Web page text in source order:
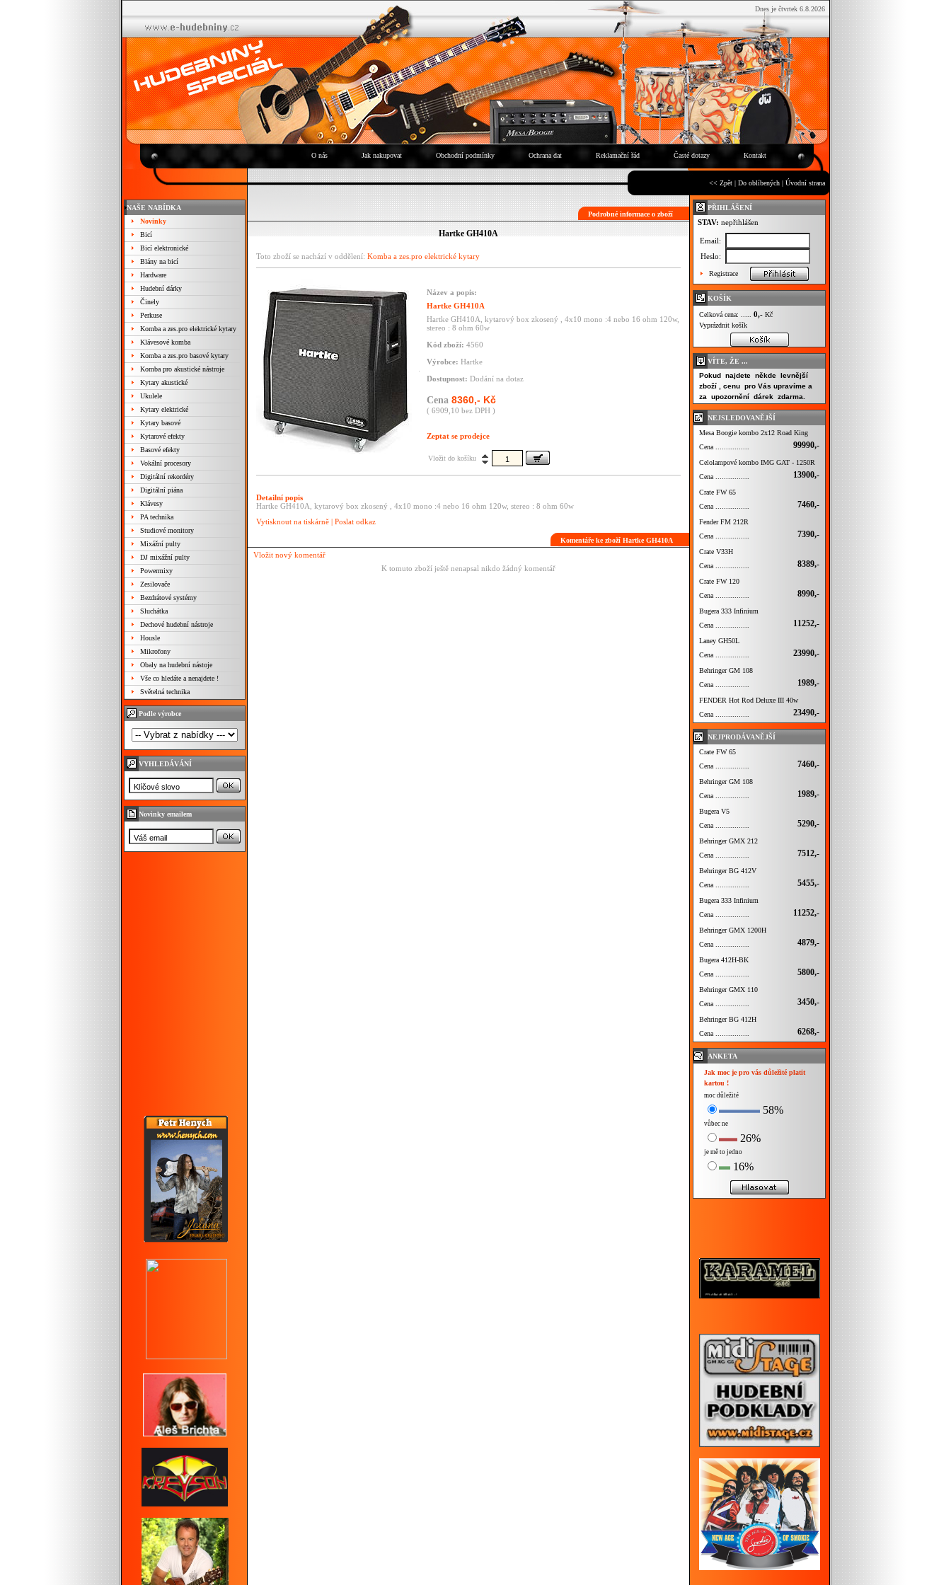
Dnes je čtvrtek 6.8.2026
O nás Jak nakupovat Obchodní podmínky Ochrana dat Reklamační řád Časté dotazy Kontakt
<< Zpět | Do oblíbených | Úvodní strana
NAŠE NABÍDKA
Novinky
Bicí
Bicí elektronické
Blány na bicí
Hardware
Hudební dárky
Činely
Perkuse
Komba a zes.pro elektrické kytary
Klávesové komba
Komba a zes.pro basové kytary
Komba pro akustické nástroje
Kytary akustické
Ukulele
Kytary elektrické
Kytary basové
Kytarové efekty
Basové efekty
Vokální procesory
Digitální rekordéry
Digitální piána
Klávesy
PA technika
Studiové monitory
Mixážní pulty
DJ mixážní pulty
Powermixy
Zesilovače
Bezdrátové systémy
Sluchátka
Dechové hudební nástroje
Housle
Mikrofony
Obaly na hudební nástoje
Vše co hledáte a nenajdete !
Světelná technika
Podle výrobce
VYHLEDÁVÁNÍ
Novinky emailem
Podrobné informace o zboží
Hartke GH410A
Toto zboží se nachází v oddělení: Komba a zes.pro elektrické kytary
Název a popis:
Hartke GH410A
Hartke GH410A, kytarový box zkosený , 4x10 mono :4 nebo 16 ohm 120w,
stereo : 8 ohm 60w
Kód zboží: 4560
Výrobce: Hartke
Dostupnost: Dodání na dotaz
Cena 8360,- Kč
( 6909,10 bez DPH )
Zeptat se prodejce
Vložit do košíku
Detailní popis
Hartke GH410A, kytarový box zkosený , 4x10 mono :4 nebo 16 ohm 120w, stereo : 8 ohm 60w
Vytisknout na tiskárně | Poslat odkaz
Komentáře ke zboží Hartke GH410A
Vložit nový komentář
K tomuto zboží ještě nenapsal nikdo žádný komentář
PŘIHLÁŠENÍ
STAV: nepřihlášen
Email:
Heslo:
Registrace
KOŠÍK
Celková cena: ..... 0,- Kč
Vyprázdnit košík
VÍTE, ŽE ...
Pokud najdete někde levnější
zboží , cenu pro Vás upravíme a
za upozornění dárek zdarma.
NEJSLEDOVANĚJŠÍ
Mesa Boogie kombo 2x12 Road King
Cena ................
99990,-
Celolampové kombo IMG GAT - 1250R
Cena ................
13900,-
Crate FW 65
Cena ................
7460,-
Fender FM 212R
Cena ................
7390,-
Crate V33H
Cena ................
8389,-
Crate FW 120
Cena ................
8990,-
Bugera 333 Infinium
Cena ................
11252,-
Laney GH50L
Cena ................
23990,-
Behringer GM 108
Cena ................
1989,-
FENDER Hot Rod Deluxe III 40w
Cena ................
23490,-
NEJPRODÁVANĚJŠÍ
Crate FW 65
Cena ................
7460,-
Behringer GM 108
Cena ................
1989,-
Bugera V5
Cena ................
5290,-
Behringer GMX 212
Cena ................
7512,-
Behringer BG 412V
Cena ................
5455,-
Bugera 333 Infinium
Cena ................
11252,-
Behringer GMX 1200H
Cena ................
4879,-
Bugera 412H-BK
Cena ................
5800,-
Behringer GMX 110
Cena ................
3450,-
Behringer BG 412H
Cena ................
6268,-
ANKETA
Jak moc je pro vás důležité platit
kartou !
moc důležité
58%
vůbec ne
26%
je mě to jedno
16%